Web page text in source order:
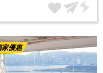
優惠